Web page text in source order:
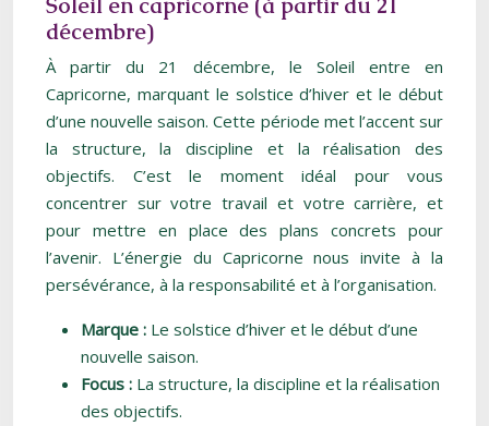
décembre)
À partir du 21 décembre, le Soleil entre en
Capricorne, marquant le solstice d’hiver et le début
d’une nouvelle saison. Cette période met l’accent sur
la structure, la discipline et la réalisation des
objectifs. C’est le moment idéal pour vous
concentrer sur votre travail et votre carrière, et
pour mettre en place des plans concrets pour
l’avenir. L’énergie du Capricorne nous invite à la
persévérance, à la responsabilité et à l’organisation.
Marque : Le solstice d’hiver et le début d’une
nouvelle saison.
Focus : La structure, la discipline et la réalisation
des objectifs.